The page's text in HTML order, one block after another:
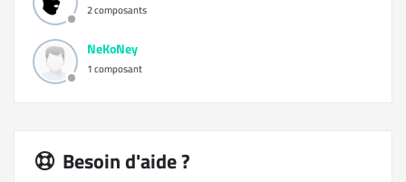
2 composants
NeKoNey
1 composant
Besoin d'aide ?